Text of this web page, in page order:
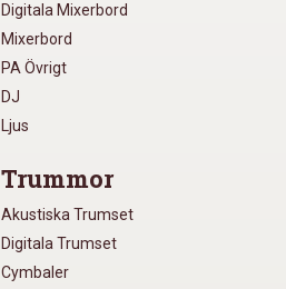
Digitala Mixerbord
Mixerbord
PA Övrigt
DJ
Ljus
Trummor
Akustiska Trumset
Digitala Trumset
Cymbaler